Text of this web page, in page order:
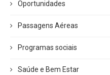
Oportunidades
Passagens Aéreas
Programas sociais
Saúde e Bem Estar